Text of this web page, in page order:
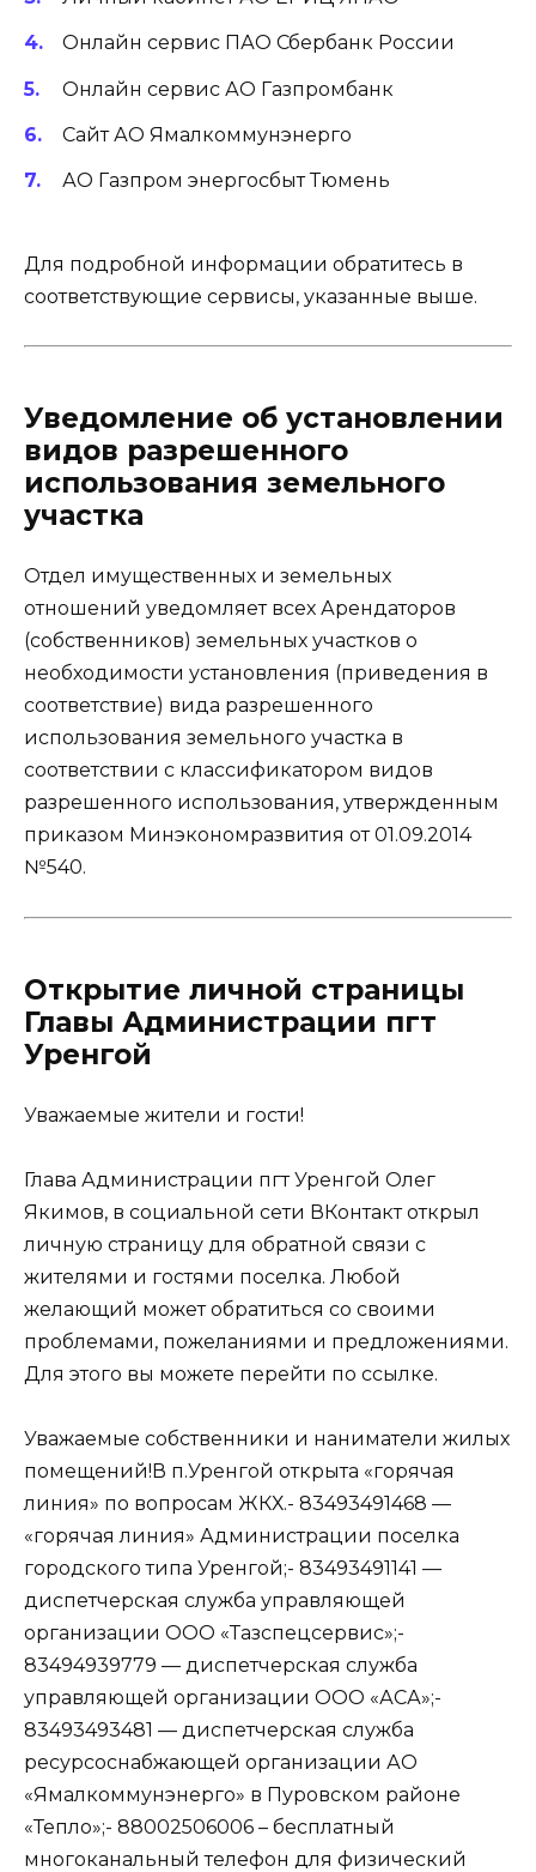
Онлайн сервис ПАО Сбербанк России
Онлайн сервис АО Газпромбанк
Сайт АО Ямалкоммунэнерго
АО Газпром энергосбыт Тюмень
Для подробной информации обратитесь в
соответствующие сервисы, указанные выше.
Уведомление об установлении
видов разрешенного
использования земельного
участка
Отдел имущественных и земельных
отношений уведомляет всех Арендаторов
(собственников) земельных участков о
необходимости установления (приведения в
соответствие) вида разрешенного
использования земельного участка в
соответствии с классификатором видов
разрешенного использования, утвержденным
приказом Минэкономразвития от 01.09.2014
№540.
Открытие личной страницы
Главы Администрации пгт
Уренгой
Уважаемые жители и гости!
Глава Администрации пгт Уренгой Олег
Якимов, в социальной сети ВКонтакт открыл
личную страницу для обратной связи с
жителями и гостями поселка. Любой
желающий может обратиться со своими
проблемами, пожеланиями и предложениями.
Для этого вы можете перейти по ссылке.
Уважаемые собственники и наниматели жилых
помещений!В п.Уренгой открыта «горячая
линия» по вопросам ЖКХ.- 83493491468 —
«горячая линия» Администрации поселка
городского типа Уренгой;- 83493491141 —
диспетчерская служба управляющей
организации ООО «Тазспецсервис»;-
83494939779 — диспетчерская служба
управляющей организации ООО «АСА»;-
83493493481 — диспетчерская служба
ресурсоснабжающей организации АО
«Ямалкоммунэнерго» в Пуровском районе
«Тепло»;- 88002506006 – бесплатный
многоканальный телефон для физический